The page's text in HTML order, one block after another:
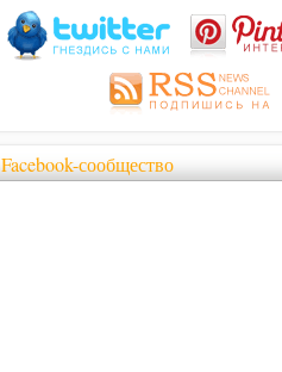
Facebook-сообщество